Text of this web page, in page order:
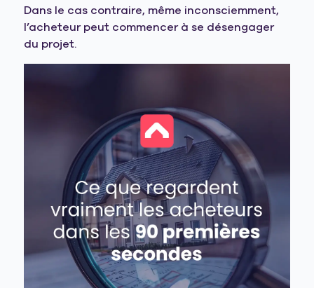
Dans le cas contraire, même inconsciemment,
l’acheteur peut commencer à se désengager
du projet.